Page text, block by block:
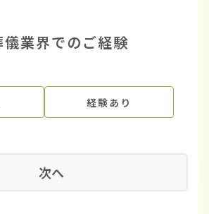
儀業界でのご経験
経験あり
次へ